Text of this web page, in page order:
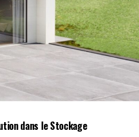
belle performance un an
face à Brendson
Suite à cette défaite, il est
son titre en janvier avec
deuxième round.
Victoires pour
dans le Stockage